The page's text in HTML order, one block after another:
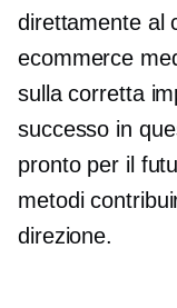
direttamente al
ecommerce
sulla corretta
successo in
pronto per il
metodi
direzione.